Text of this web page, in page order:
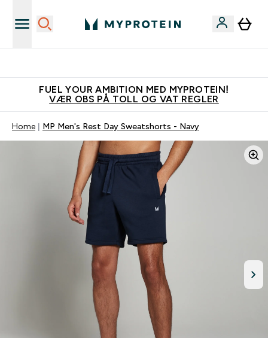
FUEL YOUR AMBITION MED MYPROTEIN!
VÆR OBS PÅ TOLL OG VAT REGLER
Home MP Men's Rest Day Sweatshorts - Navy